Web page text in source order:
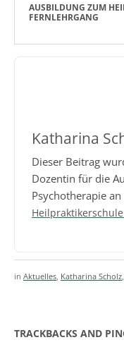
AUSBILDUNG ZUM
FERNLEHRGANG
Katharina
Dieser Beitrag
Dozentin für die
Psychotherapie
in Aktuelles Katharina Scholz
TRACKBACKS AND